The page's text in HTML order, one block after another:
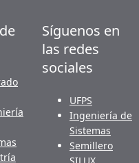
Síguenos en
las redes
sociales
UFPS
Ingeniería de
Sistemas
Semillero